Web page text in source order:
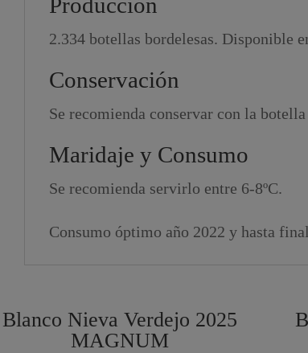
2.334 botellas bordelesas. Disponible
Conservación
Se recomienda conservar con la
Maridaje y Consumo
Se recomienda servirlo entre 6-8ºC.
Consumo óptimo año 2022 y hasta
Blanco Nieva Verdejo 2025
MAGNUM